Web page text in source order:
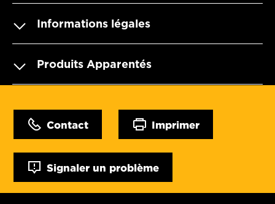
Informations légales
Produits Apparentés
Contact Imprimer
Signaler un problème